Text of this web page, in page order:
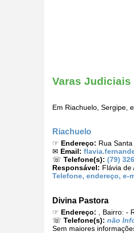
Varas Judiciais
Em Riachuelo, Sergipe,
Riachuelo
☞ Endereço: Rua
✉ Email:
☏ Telefone(s): (79)
Responsável: Flávia de
Telefone, endereço, e-
Divina Pastora
☞ Endereço: , Bairro: -
☏ Telefone(s): não
Sem maiores